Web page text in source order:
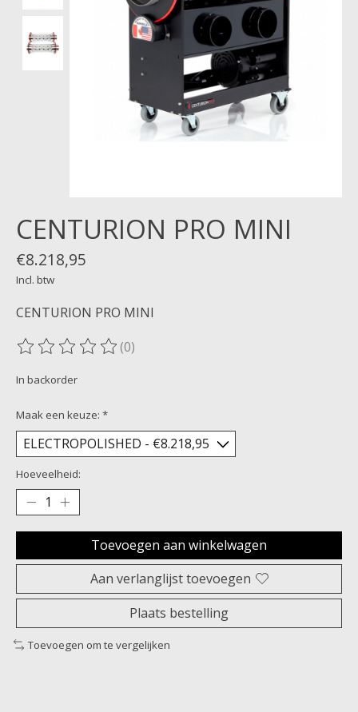
CENTURION PRO MINI
€8.218,95
Incl. btw
CENTURION PRO MINI
De beoordeling van dit product is
(0)
In backorder
Maak een keuze: *
Hoeveelheid:
Toevoegen aan winkelwagen
Aan verlanglijst toevoegen
Plaats bestelling
Toevoegen om te vergelijken